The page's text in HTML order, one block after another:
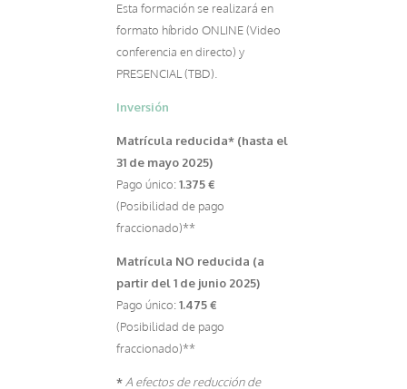
Esta formación se realizará en
formato híbrido ONLINE (Video
conferencia en directo) y
PRESENCIAL (TBD).
Inversión
Matrícula reducida* (hasta el
31 de mayo 2025)
Pago único:1.375 €
(Posibilidad de pago
fraccionado)**
Matrícula NO reducida (a
partir del 1 de junio 2025)
Pago único:1.475 €
(Posibilidad de pago
fraccionado)**
* A efectos de reducción de